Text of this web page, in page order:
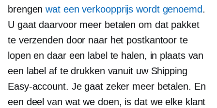
brengenwat een verkoopprijs wordt genoemd.
U gaat daarvoor meer betalen om dat pakket
te verzenden door naar het postkantoor te
lopen en daar een label te halen, in plaats van
een label af te drukken vanuit uw Shipping
Easy-account. Je gaat zeker meer betalen. En
een deel van wat we doen, is dat we elke klant